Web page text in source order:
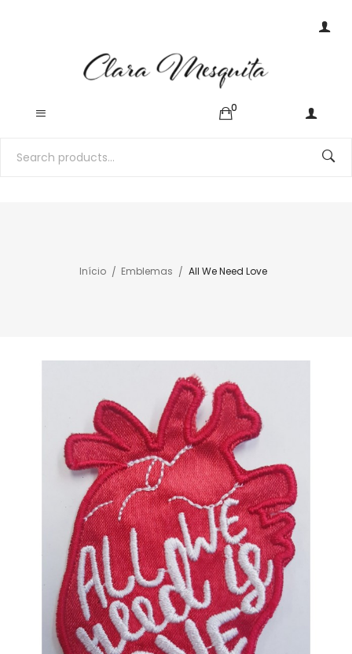
0
Início Emblemas All We Need Love